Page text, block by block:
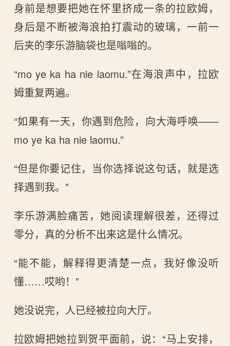
身前是想要把她在怀里挤成一条的拉欧姆，
身后是不断被海浪拍打震动的玻璃，一前一
后夹的李乐游脑袋也是嗡嗡的。
“mo ye ka ha nie laomu.”在海浪声中，拉欧
姆重复两遍。
“如果有一天，你遇到危险，向大海呼唤——
mo ye ka ha nie laomu.”
“但是你要记住，当你选择说这句话，就是选
择遇到我。”
李乐游满脸痛苦，她阅读理解很差，还得过
零分，真的分析不出来这是什么情况。
“能不能，解释得更清楚一点，我好像没听
懂……哎哟！”
她没说完，人已经被拉向大厅。
拉欧姆把她拉到贺平面前，说：“马上安排，